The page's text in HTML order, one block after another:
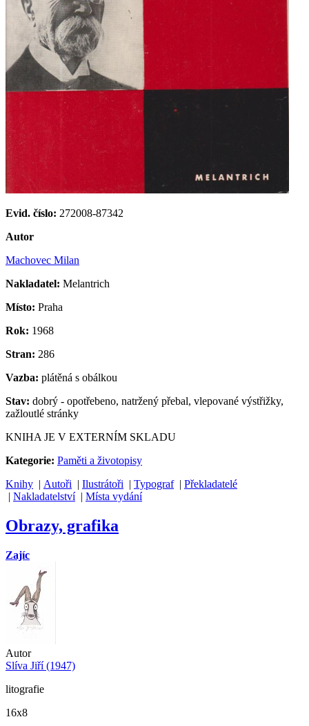
Evid. číslo: 272008-87342
Autor
Machovec Milan
Nakladatel: Melantrich
Místo: Praha
Rok: 1968
Stran: 286
Vazba: plátěná s obálkou
Stav: dobrý - opotřebeno, natržený přebal, vlepované výstřižky,
zažloutlé stránky
KNIHA JE V EXTERNÍM SKLADU
Kategorie: Paměti a životopisy
Knihy | Autoři | Ilustrátoři | Typograf| Překladatelé
| Nakladatelství| Místa vydání
Obrazy, grafika
Zajíc
Autor
Slíva Jiří (1947)
litografie
16x8